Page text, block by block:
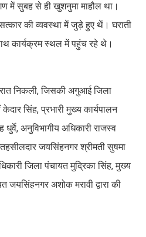
में सुबह से ही खुशनुमा माहौल था।
की व्यवस्था में जुड़े हुए थें। घराती
कार्यक्रम स्थल में पहुंच रहे थे।
निकली, जिसकी अगुआई जिला
सिंह, प्रभारी मुख्य कार्यपालन
अनुविभागीय अधिकारी राजस्व
जयसिंहनगर श्रीमती सुषमा
जिला पंचायत मुद्रिका सिंह, मुख्य
जयसिंहनगर अशोक मरावी द्वारा की